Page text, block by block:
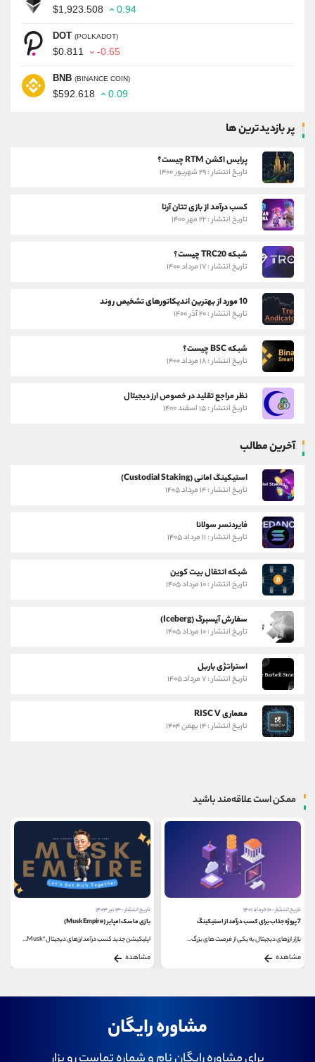
$1,923.508 0.94
DOT (POLKADOT)
$0.811 -0.65
BNB (BINANCE COIN)
$592.618 0.09
پر بازدیدترین ها
پرایس اکشن RTM چیست؟
تاریخ انتشار : ۲۹ شهریور ۱۴۰۰
کسب درآمد از بازی تتان آرنا
تاریخ انتشار : ۲۲ مهر ۱۴۰۰
شبکه TRC20 چیست؟
تاریخ انتشار : ۱۷ مرداد ۱۴۰۰
10 مورد از بهترین اندیکاتورهای تشخیص روند
تاریخ انتشار : ۲۰ آذر ۱۴۰۰
شبکه BSC چیست؟
تاریخ انتشار : ۱۸ مرداد ۱۴۰۰
نظر مراجع تقلید در خصوص ارز دیجیتال
تاریخ انتشار : ۱۵ اسفند ۱۴۰۰
آخرین مطالب
استیکینگ امانی (Custodial Staking)
تاریخ انتشار : ۱۴ مرداد ۱۴۰۵
فایردنسر سولانا
تاریخ انتشار : ۱۱ مرداد ۱۴۰۵
شبکه انتقال بیت کوین
تاریخ انتشار : ۱۰ مرداد ۱۴۰۵
سفارش آیسبرگ (Iceberg)
تاریخ انتشار : ۱۰ مرداد ۱۴۰۵
استراتژی باربل
تاریخ انتشار : ۷ مرداد ۱۴۰۵
معماری RISC V
تاریخ انتشار : ۱۴ بهمن ۱۴۰۴
ممکن است علاقه‌مند باشید
تاریخ انتشار : ۱۰ خرداد ۱۴۰۱
7 پروژه جذاب برای کسب درآمد از استیکینگ
بازار ارزهای دیجیتال به یکی از فرصت های بزرگ...
مشاهده
تاریخ انتشار : ۱۳ تیر ۱۴۰۳
بازی ماسک امپایر (Musk Empire)
اپلیکیشن جدید کسب درآمد ارزهای دیجیتال "Musk...
مشاهده
مشاوره رایگان